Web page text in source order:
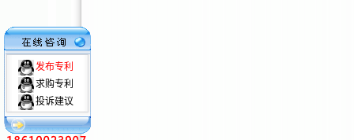
发布专利
求购专利
投诉建议